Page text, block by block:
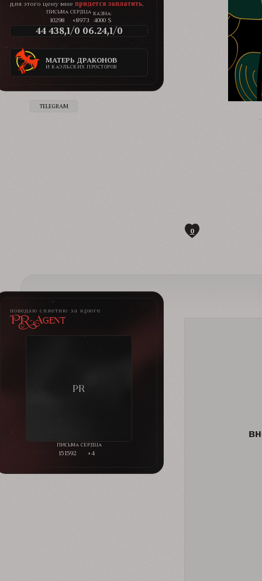
для этого цену мне придется заплатить
10298 +8973
КАЗНА:
4000 $
44 438,1/0 06.24,1/0
МАТЕРЬ ДРАКОНОВ
И КАЭЛЬСКИХ ПРОСТОРОВ
TELEGRAM
0
поведаю сплетню за крюге
PR-Agent
151592 +4